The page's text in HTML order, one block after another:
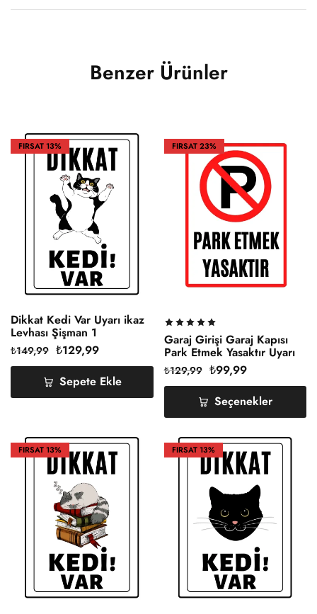
Benzer Ürünler
FIRSAT13%
Dikkat Kedi Var Uyarı ikaz
Levhası Şişman 1
₺149,99 ₺129,99
Sepete Ekle
FIRSAT23%
Garaj Girişi Garaj Kapısı
Park Etmek Yasaktır Uyarı
ikaz Levhası Pvc Kaplama
A4
₺129,99 ₺99,99
Seçenekler
FIRSAT13% FIRSAT13%